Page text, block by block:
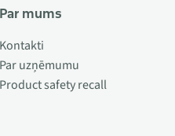
Par mums
Kontakti
Par uzņēmumu
Product safety recall